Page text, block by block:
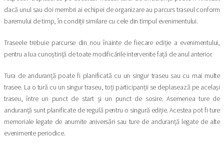
dacă unul sau doi membri ai echipei de organizare au parcurs traseul conform
baremului de timp, în condiții similare cu cele din timpul evenimentului.
Traseele trebuie parcurse din nou înainte de fiecare ediție a evenimentului,
pentru a lua cunoștință de toate modificările intervenite față de anul anterior.
Tura de anduranță poate fi planificată cu un singur traseu sau cu mai multe
trasee. La o tură cu un singur traseu, toți participanții se deplasează pe același
traseu, între un punct de start și un punct de sosire. Asemenea ture de
anduranță sunt planificate de regulă pentru o singură ediție. Acestea pot fi ture
memoriale legate de anumite aniversări sau ture de anduranță legate de alte
evenimente periodice.